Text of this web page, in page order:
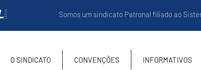
Somos um sindicato Patronal filiado ao
O SINDICATO CONVENÇÕES INFORMATIVOS